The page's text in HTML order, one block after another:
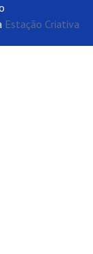
Estação Criativa